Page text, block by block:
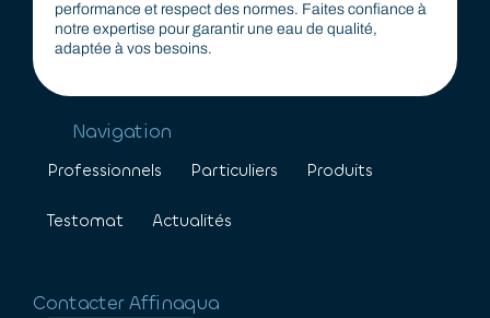
performance et respect des normes. Faites confiance à
notre expertise pour garantir une eau de qualité,
adaptée à vos besoins.
Navigation
Professionnels Particuliers Produits
Testomat Actualités
Contacter Affinaqua